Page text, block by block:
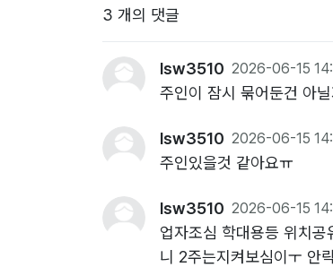
3 개의 댓글
lsw3510 2026-06-15
주인이 잠시 묶어둔건 아
lsw3510 2026-06-15
주인있을것 같아요ㅠ
lsw3510 2026-06-15
업자조심 학대용등 위치
니 2주는지켜보심이ㅜ 안